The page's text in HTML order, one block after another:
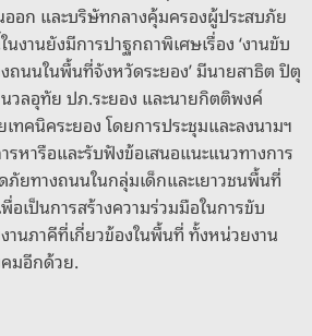
ออก และบริษัทกลางคุ้มครองผู้ประสบภัย
งานยังมีการปาฐกถาพิเศษเรื่อง ‘งานขับ
ถนนในพื้นที่จังหวัดระยอง’ มีนายสาธิต ปิตุ
วลอุทัย ปภ.ระยอง และนายกิตติพงค์
ทคนิคระยอง โดยการประชุมและลงนามฯ
รหารือและรับฟังข้อเสนอแนะแนวทางการ
ยทางถนนในกลุ่มเด็กและเยาวชนพื้นที่
เป็นการสร้างความร่วมมือในการขับ
านภาคีที่เกี่ยวข้องในพื้นที่ ทั้งหน่วยงาน
มอีกด้วย.